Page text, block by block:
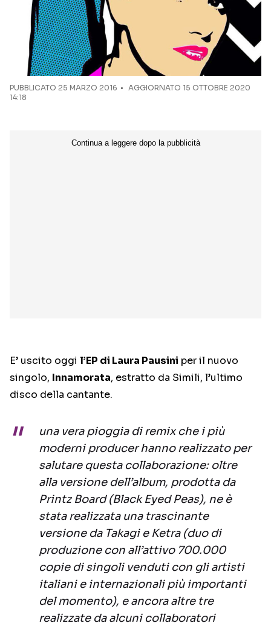
PUBBLICATO 25 MARZO 2016
AGGIORNATO 15 OTTOBRE 2020
14:18
E’ uscito oggi l’EP di Laura Pausini per il nuovo
singolo, Innamorata, estratto da Simili, l’ultimo
disco della cantante.
una vera pioggia di remix che i più
moderni producer hanno realizzato per
salutare questa collaborazione: oltre
alla versione dell’album, prodotta da
Printz Board (Black Eyed Peas), ne è
stata realizzata una trascinante
versione da Takagi e Ketra (duo di
produzione con all’attivo 700.000
copie di singoli venduti con gli artisti
italiani e internazionali più importanti
del momento), e ancora altre tre
realizzate da alcuni collaboratori